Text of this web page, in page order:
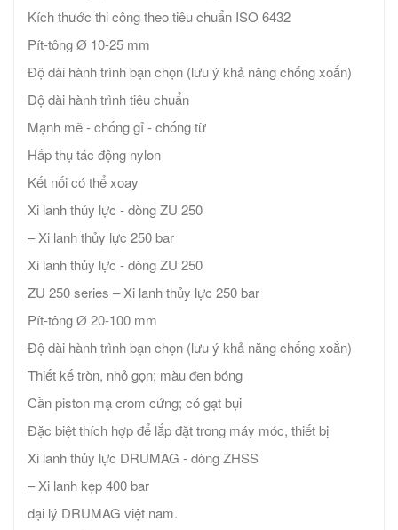
Kích thước thi công theo tiêu chuẩn ISO 6432
Pít-tông Ø 10-25 mm
Độ dài hành trình bạn chọn (lưu ý khả năng chống xoắn)
Độ dài hành trình tiêu chuẩn
Mạnh mẽ - chống gỉ - chống từ
Hấp thụ tác động nylon
Kết nối có thể xoay
Xi lanh thủy lực - dòng ZU 250
– Xi lanh thủy lực 250 bar
Xi lanh thủy lực - dòng ZU 250
ZU 250 series – Xi lanh thủy lực 250 bar
Pít-tông Ø 20-100 mm
Độ dài hành trình bạn chọn (lưu ý khả năng chống xoắn)
Thiết kế tròn, nhỏ gọn; màu đen bóng
Cần piston mạ crom cứng; có gạt bụi
Đặc biệt thích hợp để lắp đặt trong máy móc, thiết bị
Xi lanh thủy lực DRUMAG - dòng ZHSS
– Xi lanh kẹp 400 bar
đại lý DRUMAG việt nam.